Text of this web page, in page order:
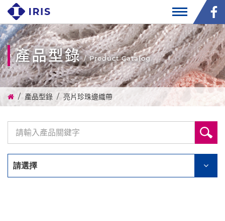
產品型錄 / Product Catalog
產品型錄 亮片珍珠邊織帶
請選擇